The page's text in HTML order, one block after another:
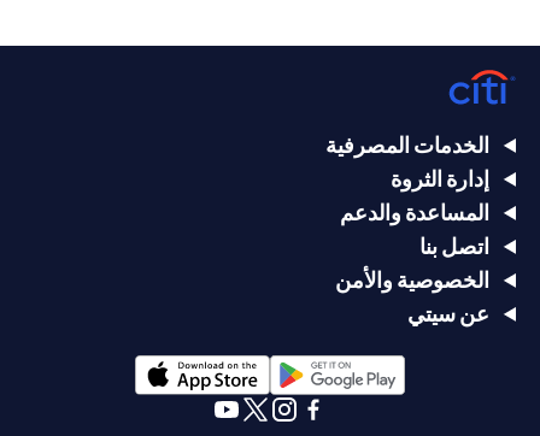
الخدمات المصرفية
إدارة الثروة
المساعدة والدعم
اتصل بنا
الخصوصية والأمن
عن سيتي
(opens in a new tab)